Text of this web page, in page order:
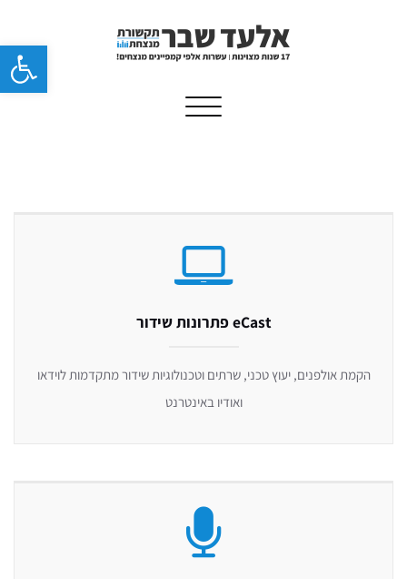
Toggle navigation
eCast פתרונות שידור
הקמת אולפנים, יעוץ טכני, שרתים וטכנולוגיות שידור מתקדמות לוידאו
ואודיו באינטרנט